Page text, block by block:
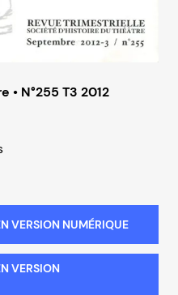
• N°255 T3 2012
VERSION NUMÉRIQUE
VERSION